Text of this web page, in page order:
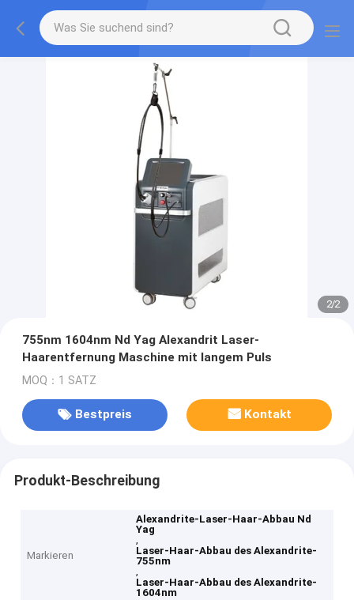
2/2
755nm 1604nm Nd Yag Alexandrit Laser-
Haarentfernung Maschine mit langem Puls
MOQ：1 SATZ
Bestpreis Kontakt
Produkt-Beschreibung
Markieren
Alexandrite-Laser-Haar-Abbau Nd
Yag
,
Laser-Haar-Abbau des Alexandrite-
755nm
,
Laser-Haar-Abbau des Alexandrite-
1604nm